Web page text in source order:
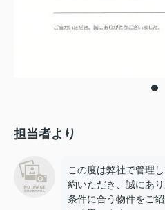
担当者より
この度は弊社で管理
約いただき、誠にあ
条件に合う物件をご